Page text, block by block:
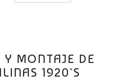
Y MONTAJE DE
1920`S